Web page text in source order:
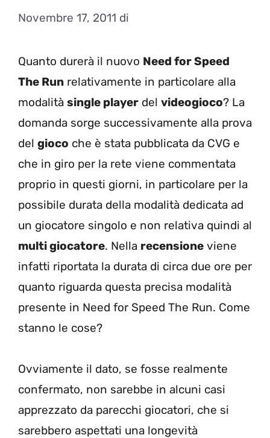
Novembre 17, 2011 di
Quanto durerà il nuovo Need for Speed
The Run relativamente in particolare alla
modalità single player del videogioco? La
domanda sorge successivamente alla prova
del gioco che è stata pubblicata da CVG e
che in giro per la rete viene commentata
proprio in questi giorni, in particolare per la
possibile durata della modalità dedicata ad
un giocatore singolo e non relativa quindi al
multi giocatore. Nella recensione viene
infatti riportata la durata di circa due ore per
quanto riguarda questa precisa modalità
presente in Need for Speed The Run. Come
stanno le cose?
Ovviamente il dato, se fosse realmente
confermato, non sarebbe in alcuni casi
apprezzato da parecchi giocatori, che si
sarebbero aspettati una longevità